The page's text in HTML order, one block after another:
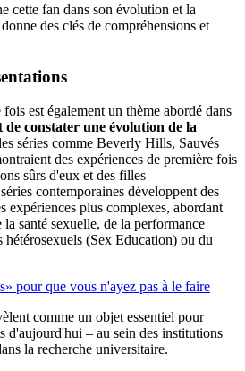
cette fan dans son évolution et la
des clés de compréhensions et
est également un thème abordé dans
de constater une évolution de la
séries comme Beverly Hills, Sauvés
des expériences de première fois
sûrs d'eux et des filles
contemporaines développent des
expériences plus complexes, abordant
santé sexuelle, de la performance
hétérosexuels (Sex Education) ou du
pour que vous n'ayez pas à le faire
comme un objet essentiel pour
d'aujourd'hui – au sein des institutions
la recherche universitaire.